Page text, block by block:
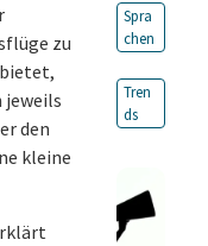
zu
jeweils
den
kleine
Spra
chen
Tren
ds